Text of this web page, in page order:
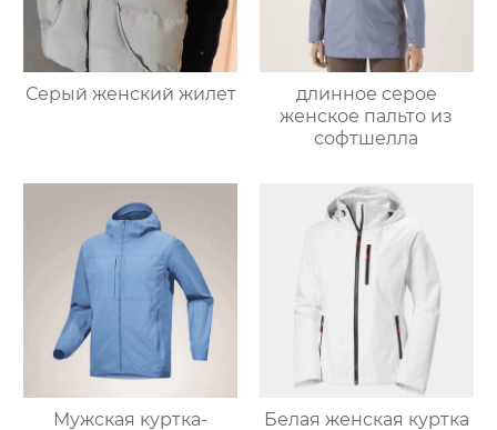
Серый женский жилет
длинное серое
женское пальто из
софтшелла
Мужская куртка-
Белая женская куртка